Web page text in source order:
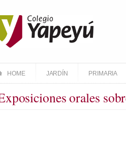
HOME JARDÍN PRIMARIA
orales